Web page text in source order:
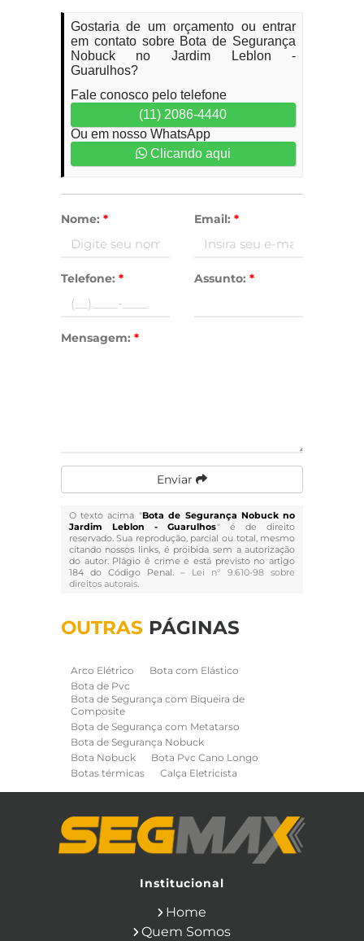
Gostaria de um orçamento ou entrar
em contato sobre Bota de Segurança
Nobuck no Jardim Leblon -
Guarulhos?
Fale conosco pelo telefone
(11) 2086-4440
Ou em nosso WhatsApp
Clicando aqui
Nome: * Email: *
Telefone: * Assunto: *
Mensagem: *
Enviar
O texto acima "Bota de Segurança Nobuck no
Jardim Leblon - Guarulhos" é de direito
reservado. Sua reprodução, parcial ou total, mesmo
citando nossos links, é proibida sem a autorização
do autor. Plágio é crime e está previsto no artigo
184 do Código Penal. – Lei n° 9.610-98 sobre
direitos autorais.
OUTRAS PÁGINAS
Arco Elétrico
Bota com Elástico
Bota de Pvc
Bota de Segurança com Biqueira de
Composite
Bota de Segurança com Metatarso
Bota de Segurança Nobuck
Bota Nobuck
Bota Pvc Cano Longo
Botas térmicas
Calça Eletricista
Capa de Chuva
Cinto de Segurança para Eletricista
Cinto de Seguranca Paraquedista
Cone de Sinalização
Equipamentos de Construcao Civil
Ferramentas Eletricas
Ferramentas Isoladas
Institucional
Home
Quem Somos